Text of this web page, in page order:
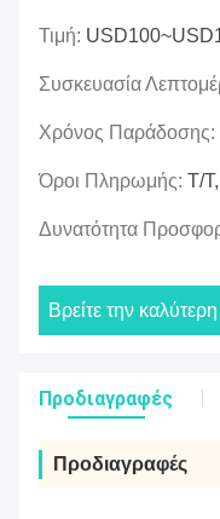
Τιμή:
Συσκευασία
Χρόνος Παράδοσης:
Όροι Πληρωμής: T/
Δυνατότητα
Βρείτε την καλύτερη
Προδιαγραφές
Προδιαγραφές